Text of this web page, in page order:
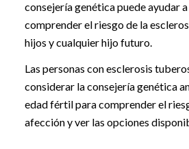
consejería genética puede ayudar
comprender el riesgo de la
hijos y cualquier hijo futuro.
Las personas con esclerosis
considerar la consejería genética
edad fértil para comprender el
afección y ver las opciones